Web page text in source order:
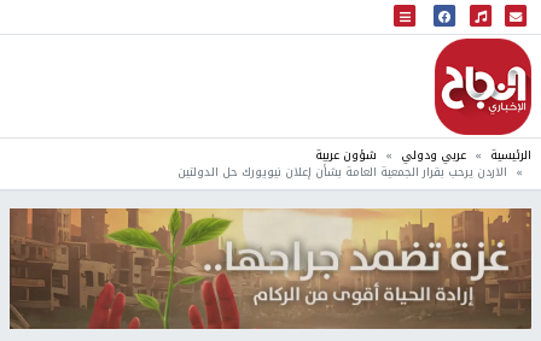
البث المباشر
إذاعة النجاح
الرئيسية عربي ودولي شؤون عربية
الاردن يرحب بقرار الجمعية العامة بشأن إعلان نيويورك حل الدولتين